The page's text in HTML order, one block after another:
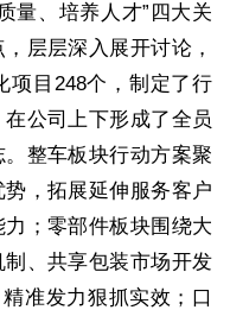
量、培养人才”四大关
层层深入展开讨论，
项目248个，制定了行
公司上下形成了全员
整车板块行动方案聚
，拓展延伸服务客户
；零部件板块围绕大
、共享包装市场开发
准发力狠抓实效；口